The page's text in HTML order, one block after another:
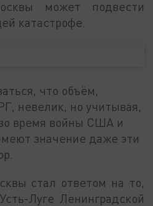
может подвести
катастрофе.
что объём,
невелик, но учитывая,
время войны США и
значение даже эти
стал ответом на то,
Луге Ленинградской